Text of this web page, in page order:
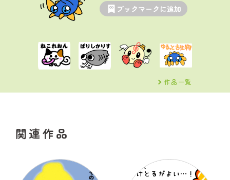
ブックマークに追加
作品一覧
関連作品